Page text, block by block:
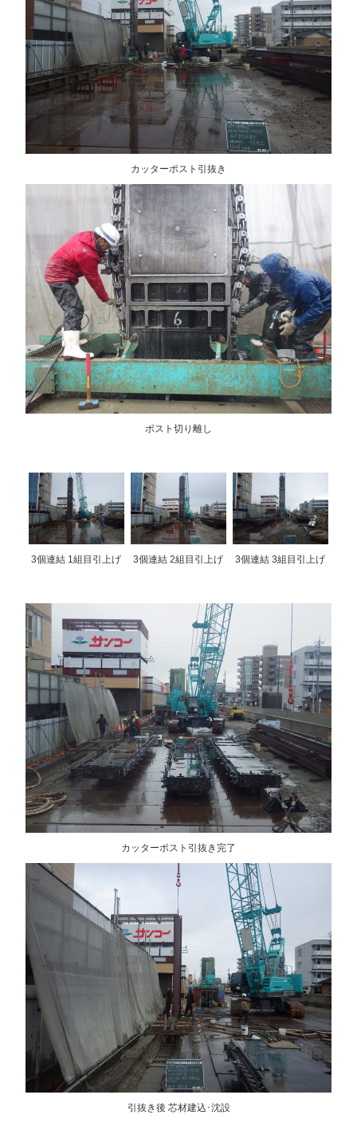
カッターポスト引抜き
ポスト切り離し
3個連結 1組目引上げ 3個連結 2組目引上げ 3個連結 3組目引上げ
カッターポスト引抜き完了
引抜き後 芯材建込･沈設